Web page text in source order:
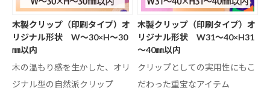
木製クリップ（印刷タイプ）オ
リジナル形状 W～30×H～30
㎜以内
木の温もり感を生かした、オリ
ジナル型の自然派クリップ
木製クリップ（印刷タイプ）オ
リジナル形状 W31～40×H31
～40㎜以内
クリップとしての実用性にもこ
だわった重宝なアイテム